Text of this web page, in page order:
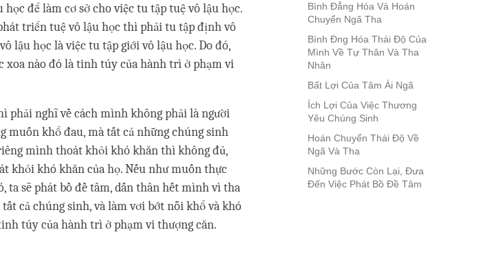
Bình Đẳng Hóa Và Hoán
Chuyển Ngã Tha
Bình Đng Hóa Thái Độ Của
Mình Về Tự Thân Và Tha
Nhân
Bất Lợi Của Tâm Ái Ngã
Ích Lợi Của Việc Thương
Yêu Chúng Sinh
Hoán Chuyển Thái Độ Về
Ngã Và Tha
Những Bước Còn Lại, Đưa
Đến Việc Phát Bồ Đề Tâm
để làm cơ sở cho việc tu tập tuệ vô lậu học.
triển tuệ vô lậu học thì phải tu tập định vô
lậu học là việc tu tập giới vô lậu học. Do đó,
xoa nào đó là tinh túy của hành trì ở phạm vi
phải nghĩ về cách mình không phải là người
muốn khổ đau, mà tất cả những chúng sinh
mình thoát khỏi khó khăn thì không đủ,
khỏi khó khăn của họ. Nếu như muốn thực
ta sẽ phát bồ đề tâm, dấn thân hết mình vì tha
cả chúng sinh, và làm vơi bớt nỗi khổ và khó
túy của hành trì ở phạm vi thượng căn.